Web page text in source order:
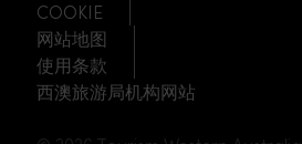
COOKIE
网站地图
使用条款
西澳旅游局机构网站